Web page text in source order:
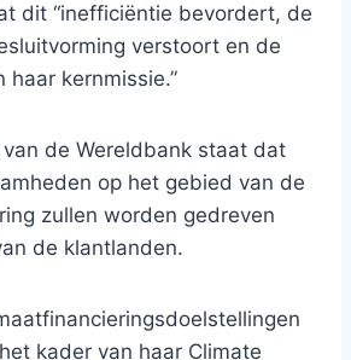
dit “inefficiëntie bevordert, de
verstoort en de
haar kernmissie.”
de Wereldbank staat dat
op het gebied van de
zullen worden gedreven
de klantlanden.
kader van haar Climate